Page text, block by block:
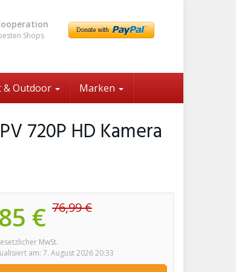
Shops
& Outdoor Marken
720P HD Kamera
€ 76,99 €
MwSt.
am: 7. August 2026 20:33